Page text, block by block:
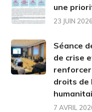
une
23 JUIN 2026
Séance
de crise
renforcer
droits de
7 AVRIL